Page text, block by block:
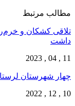
مطالب مرتبط
تلاقی کشکان و
داشت
11 , 04 , 2023
چهار شهرستان
10 , 12 , 2022